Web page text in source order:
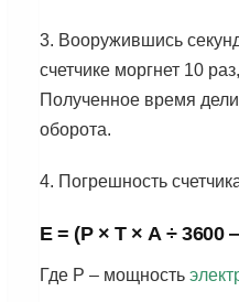
3. Вооружившись
счетчике моргнет 10
Полученное время
оборота.
4. Погрешность
Е = (Р × Т × А ÷ 3600
Где Р – мощность